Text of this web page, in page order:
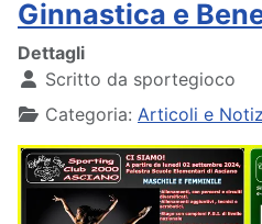
Ginnastica e
Dettagli
Scritto da sportegioco
Categoria: Articoli e